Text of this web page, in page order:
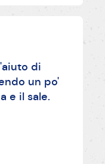
di
un po'
e il sale.